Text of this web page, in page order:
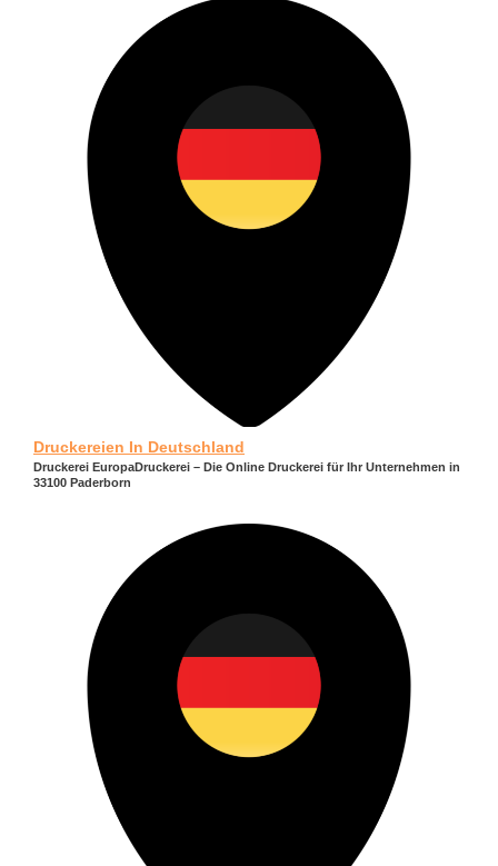
Druckereien In Deutschland
Druckerei EuropaDruckerei – Die Online Druckerei für Ihr Unternehmen in
33100 Paderborn